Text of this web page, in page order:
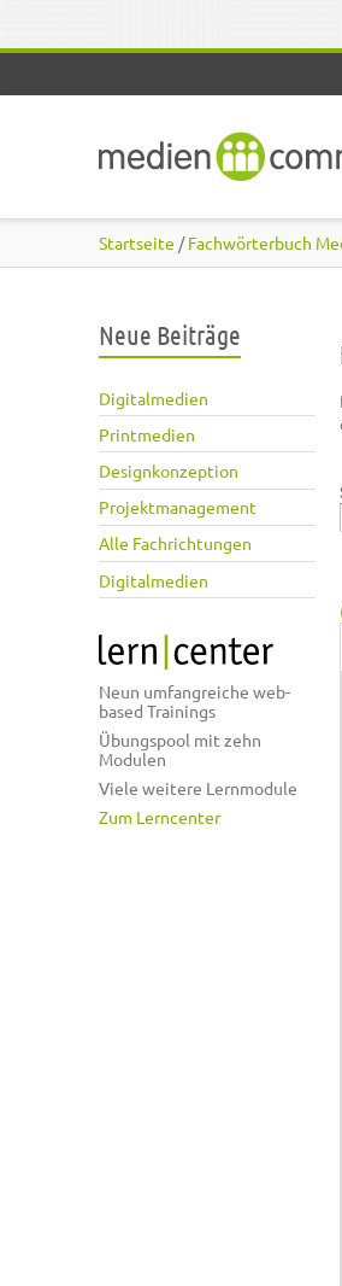
Startseite /Fachwörterbuch
Neue Beiträge
Digitalmedien
Printmedien
Designkonzeption
Projektmanagement
Alle Fachrichtungen
Digitalmedien
Neun umfangreiche web-
based Trainings
Übungspool mit zehn
Modulen
Viele weitere Lernmodule
Zum Lerncenter